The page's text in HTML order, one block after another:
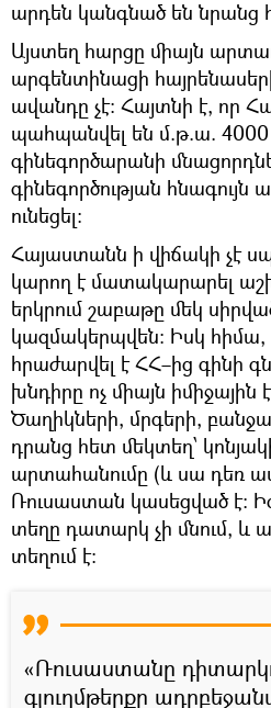
արդեն կանգնած են նրանց
Այստեղ հարցը միայն
արգենտինացի
ավանդը չէ։ Հայտնի է, որ
պահպանվել են մ.թ.ա.
գինեգործարանի
գինեգործության հնագույն
ունեցել։
Հայաստանն ի վիճակի չէ
կարող է մատակարարել
երկրում շաբաթը մեկ
կազմակերպվեն։ Իսկ
հրաժարվել է ՀՀ–ից գինի
խնդիրը ոչ միայն իմիջային
Ծաղիկների, մրգերի,
դրանց հետ մեկտեղ՝
արտահանումը (և սա դեռ
Ռուսաստան կասեցված է։
տեղը դատարկ չի մնում, և
տեղում է։
«Ռուսաստանը
գյուղմթերքը